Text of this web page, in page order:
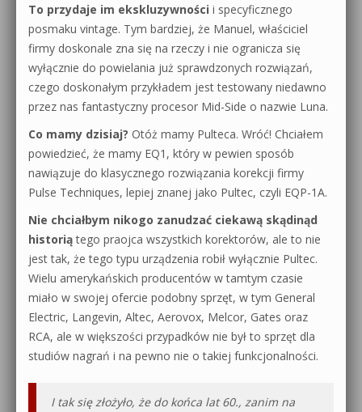
To przydaje im ekskluzywności i specyficznego
posmaku vintage. Tym bardziej, że Manuel, właściciel
firmy doskonale zna się na rzeczy i nie ogranicza się
wyłącznie do powielania już sprawdzonych rozwiązań,
czego doskonałym przykładem jest testowany niedawno
przez nas fantastyczny procesor Mid-Side o nazwie Luna.
Co mamy dzisiaj? Otóż mamy Pulteca. Wróć! Chciałem
powiedzieć, że mamy EQ1, który w pewien sposób
nawiązuje do klasycznego rozwiązania korekcji firmy
Pulse Techniques, lepiej znanej jako Pultec, czyli EQP-1A.
Nie chciałbym nikogo zanudzać ciekawą skądinąd
historiątego praojca wszystkich korektorów, ale to nie
jest tak, że tego typu urządzenia robił wyłącznie Pultec.
Wielu amerykańskich producentów w tamtym czasie
miało w swojej ofercie podobny sprzęt, w tym General
Electric, Langevin, Altec, Aerovox, Melcor, Gates oraz
RCA, ale w większości przypadków nie był to sprzęt dla
studiów nagrań i na pewno nie o takiej funkcjonalności.
I tak się złożyło, że do końca lat 60., zanim na